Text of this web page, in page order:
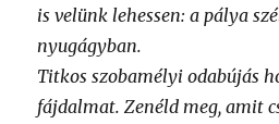
is velünk lehessen: a pálya
nyugágyban.
Titkos szobamélyi odabújás
fájdalmat. Zenéld meg, amit